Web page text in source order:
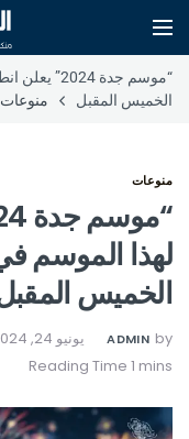
“موسم جدة
الخميس المقبل
منوعات
منوعات
لهذا الموسم
الخميس
by
ADMIN يونيو 24, 2024